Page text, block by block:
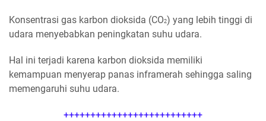
Konsentrasi gas karbon dioksida (CO2) yang lebih tinggi di
udara menyebabkan peningkatan suhu udara.
Hal ini terjadi karena karbon dioksida memiliki
kemampuan menyerap panas inframerah sehingga saling
memengaruhi suhu udara.
++++++++++++++++++++++++++